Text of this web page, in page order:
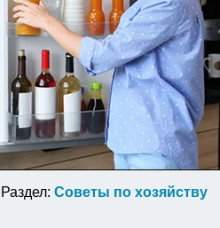
Советы по хозяйству